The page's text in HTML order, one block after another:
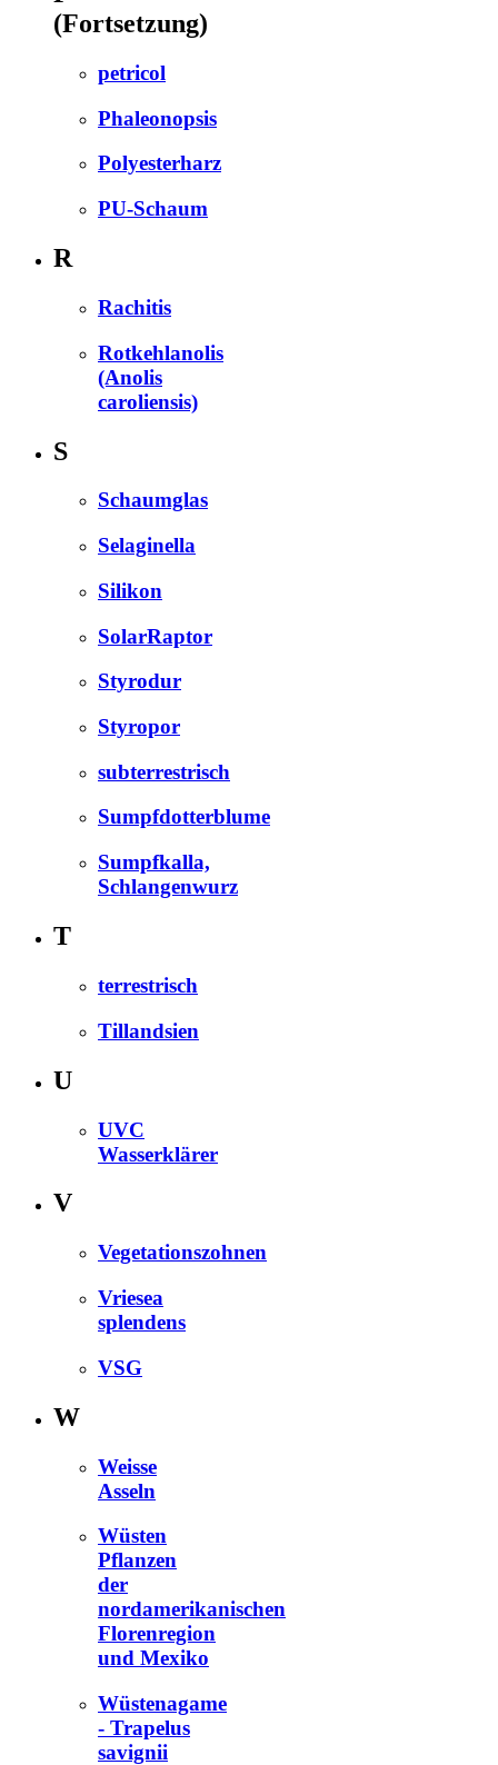
(Fortsetzung)
petricol
Phaleonopsis
Polyesterharz
PU-Schaum
R
Rachitis
Rotkehlanolis
(Anolis
caroliensis)
S
Schaumglas
Selaginella
Silikon
SolarRaptor
Styrodur
Styropor
subterrestrisch
Sumpfdotterblume
Sumpfkalla,
Schlangenwurz
T
terrestrisch
Tillandsien
U
UVC
Wasserklärer
V
Vegetationszohnen
Vriesea
splendens
VSG
W
Weisse
Asseln
Wüsten
Pflanzen
der
nordamerikanischen
Florenregion
und Mexiko
Wüstenagame
- Trapelus
savignii